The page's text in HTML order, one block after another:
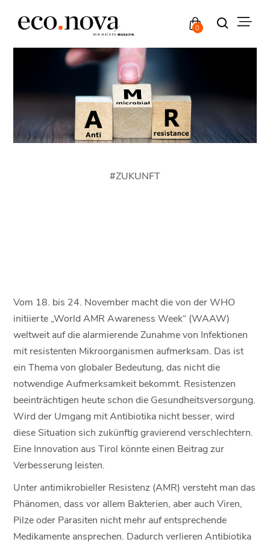
0
#ZUKUNFT
Vom 18. bis 24. November macht die von der WHO
initiierte „World AMR Awareness Week“ (WAAW)
weltweit auf die alarmierende Zunahme von Infektionen
mit resistenten Mikroorganismen aufmerksam. Das ist
ein Thema von globaler Bedeutung, das nicht die
notwendige Aufmerksamkeit bekommt. Resistenzen
beeinträchtigen heute schon die Gesundheitsversorgung.
Wird der Umgang mit Antibiotika nicht besser, wird
diese Situation sich zukünftig gravierend verschlechtern.
Eine Innovation aus Tirol könnte einen Beitrag zur
Verbesserung leisten.
Unter antimikrobieller Resistenz (AMR) versteht man das
Phänomen, dass vor allem Bakterien, aber auch Viren,
Pilze oder Parasiten nicht mehr auf entsprechende
Medikamente ansprechen. Dadurch verlieren Antibiotika